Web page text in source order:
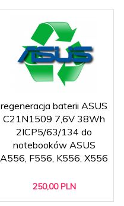
regeneracja baterii ASUS
C21N1509 7,6V 38Wh
2ICP5/63/134 do
notebooków ASUS
A556, F556, K556, X556
250,00 PLN